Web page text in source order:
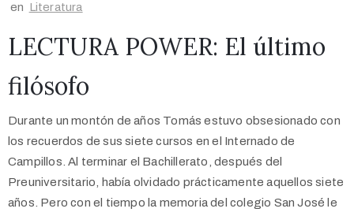
en Literatura
LECTURA POWER: El último
filósofo
Durante un montón de años Tomás estuvo obsesionado con
los recuerdos de sus siete cursos en el Internado de
Campillos. Al terminar el Bachillerato, después del
Preuniversitario, había olvidado prácticamente aquellos siete
años. Pero con el tiempo la memoria del colegio San José le